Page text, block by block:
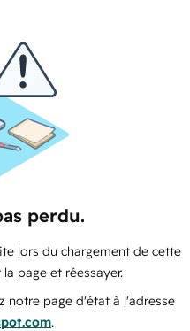
perdu.
lors du chargement de cette
page et réessayer.
notre page d'état à l'adresse
.